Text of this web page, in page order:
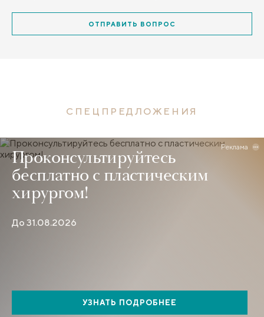
ОТПРАВИТЬ ВОПРОС
СПЕЦПРЕДЛОЖЕНИЯ
Реклама
Проконсультируйтесь
бесплатно с пластическим
хирургом!
До 31.08.2026
УЗНАТЬ ПОДРОБНЕЕ